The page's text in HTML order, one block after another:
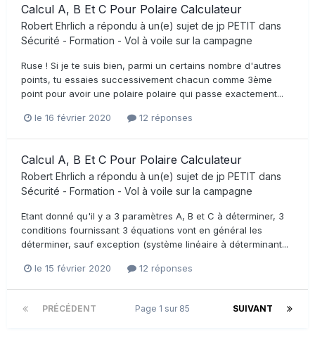
Calcul A, B Et C Pour Polaire Calculateur
Robert Ehrlich a répondu à un(e) sujet de jp PETIT dans
Sécurité - Formation - Vol à voile sur la campagne
Ruse ! Si je te suis bien, parmi un certains nombre d'autres
points, tu essaies successivement chacun comme 3ème
point pour avoir une polaire polaire qui passe exactement...
le 16 février 2020 12 réponses
Calcul A, B Et C Pour Polaire Calculateur
Robert Ehrlich a répondu à un(e) sujet de jp PETIT dans
Sécurité - Formation - Vol à voile sur la campagne
Etant donné qu'il y a 3 paramètres A, B et C à déterminer, 3
conditions fournissant 3 équations vont en général les
déterminer, sauf exception (système linéaire à déterminant...
le 15 février 2020 12 réponses
PRÉCÉDENT SUIVANT
Page 1 sur 85